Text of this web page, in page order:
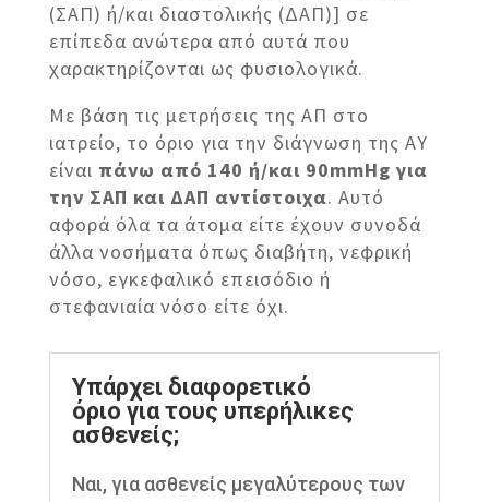
(ΣΑΠ) ή/και διαστολικής (ΔΑΠ)] σε
επίπεδα ανώτερα από αυτά που
χαρακτηρίζονται ως φυσιολογικά.
Με βάση τις μετρήσεις της ΑΠ στο
ιατρείο, το όριο για την διάγνωση της ΑΥ
είναι πάνω από 140 ή/και 90mmHg για
την ΣΑΠ και ΔΑΠ αντίστοιχα. Αυτό
αφορά όλα τα άτομα είτε έχουν συνοδά
άλλα νοσήματα όπως διαβήτη, νεφρική
νόσο, εγκεφαλικό επεισόδιο ή
στεφανιαία νόσο είτε όχι.
Υπάρχει διαφορετικό
όριο για τους υπερήλικες
ασθενείς;
Ναι, για ασθενείς μεγαλύτερους των